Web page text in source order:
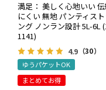
満足： 美しく心地いい
にくい 無地 パンティス
ング ノンラン設計 5L-6L
1141)
4.9 （30）
ゆうパケットOK
まとめてお得